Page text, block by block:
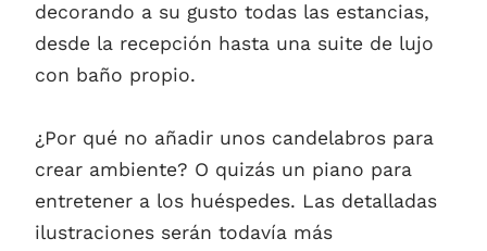
decorando a su gusto todas las estancias,
desde la recepción hasta una suite de lujo
con baño propio.
¿Por qué no añadir unos candelabros para
crear ambiente? O quizás un piano para
entretener a los huéspedes. Las detalladas
ilustraciones serán todavía más